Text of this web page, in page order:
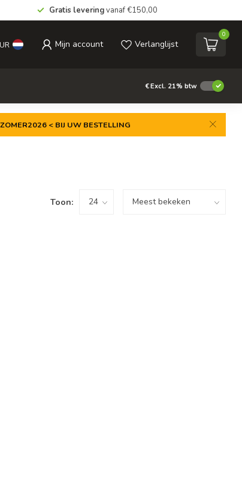
Gratis leveringvanaf €150,00
Mijn account Verlanglijst
0
€Excl. 21% btw
< BIJ UW BESTELLING
Toon: